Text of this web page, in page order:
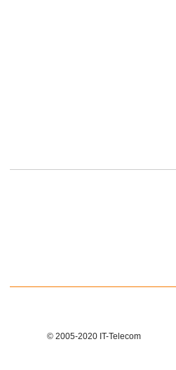
© 2005-2020 IT-Telecom